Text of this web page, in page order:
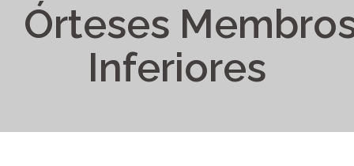
Órteses
Inferiores